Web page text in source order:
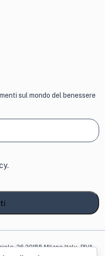
sul mondo del benessere
26 20155 Milano Italy - PIVA